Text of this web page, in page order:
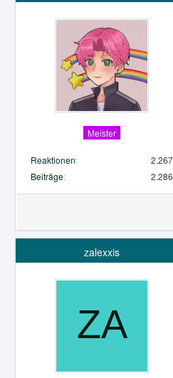
Meister
Reaktionen
2.267
Beiträge
2.286
zalexxis